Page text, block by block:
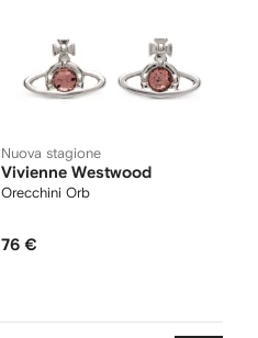
Nuova stagione
Vivienne Westwood
Orecchini Orb
76 €